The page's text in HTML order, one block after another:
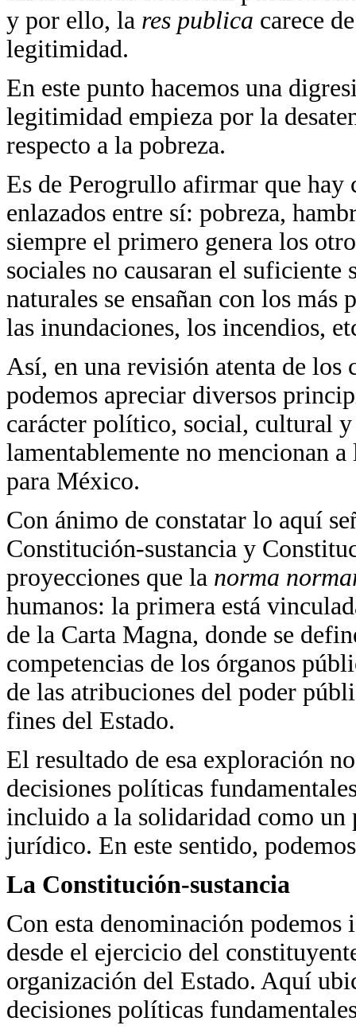
y por ello, la res publica carece
legitimidad.
En este punto hacemos una
legitimidad empieza por la
respecto a la pobreza.
Es de Perogrullo afirmar que hay
enlazados entre sí: pobreza,
siempre el primero genera los
sociales no causaran el
naturales se ensañan con los
las inundaciones, los incendios,
Así, en una revisión atenta de los
podemos apreciar diversos
carácter político, social, cultural
lamentablemente no mencionan
para México.
Con ánimo de constatar lo aquí
Constitución-sustancia y
proyecciones que la norma
humanos: la primera está
de la Carta Magna, donde se
competencias de los órganos
de las atribuciones del poder
fines del Estado.
El resultado de esa exploración
decisiones políticas
incluido a la solidaridad como
jurídico. En este sentido,
La Constitución-sustancia
Con esta denominación
desde el ejercicio del
organización del Estado. Aquí
decisiones políticas